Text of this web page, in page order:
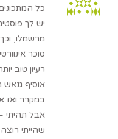
כל
יש לך
מרשמלו,
סוכר
רעיון טוב
אוסיף
במקרר ואז
אבל תהיתי –
שהייתי